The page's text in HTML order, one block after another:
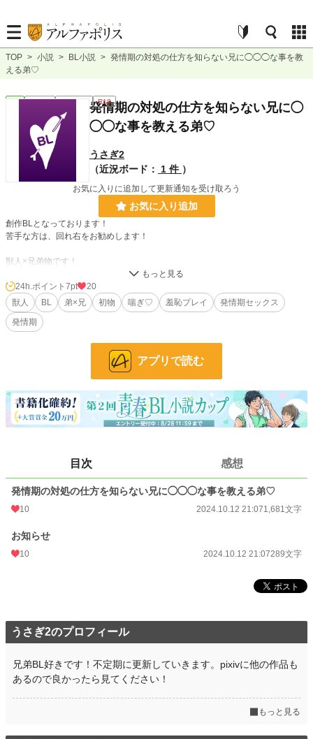
TOP > 小説 > BL小説 > 発情期の対処の仕方を知らない兄に◯◯◯な事を教
える弟♡
BL 連載中 ｼｮｰﾄｼｮｰﾄ R18
発情期の対処の仕方を知らない兄に◯
◯◯な事を教える弟♡
うさぎ2
（近況ボード：
1 件 ）
お気に入りに追加して更新通知を受け取ろう
お気に入り追加
創作BLとなっております！
苦手な方は、回れ右をお勧めします！
獣人×兄弟物です！
弟が帰ってきたら、発情期でとろとろな顔をした兄が自慰行為をしていたけど、
収まる気配がないので、弟が正しい発散方法を教えるという内容です！
⬇️
攻め「3回イッたのにまだ勃ってる………。
あ〜〜。もっと増やして欲しい？」
受け「やッだ♡♡♡/////……もうッやめッ♡♡」
小説 37,143 位 / 228,788 件
BL 9,855 位 / 31,418 件
7 pt
文字数 1,970
更新日時
初回公開日時
累計ポイント 31,008 pt (57,275 位)
24h.ポイント 7pt
20
獣人
BL 弟×兄 初物 喘ぎ♡ 羞恥プレイ
発情期セックス
発情期
アプリで読む
目次 感想
発情期の対処の仕方を知らない兄に◯◯◯な事を教える弟♡
10 2024.10.12 21:071,681文字
お知らせ
10 2024.10.12 21:07289文字
うさぎ2のプロフィール
兄弟BL好きです！不定期に更新していきます。pixivに他の作品も
あるので良かったら見てください！
もっと見る